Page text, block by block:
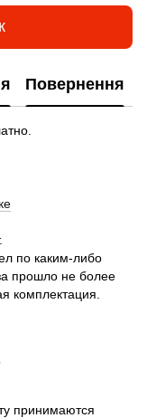
Повернення
по каким-либо
прошло не более
комплектация.
принимаются